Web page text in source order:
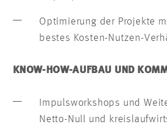
Optimierung der Projekte
bestes Kosten-Nutzen-
KNOW-HOW-AUFBAU UND
Impulsworkshops und
Netto-Null und